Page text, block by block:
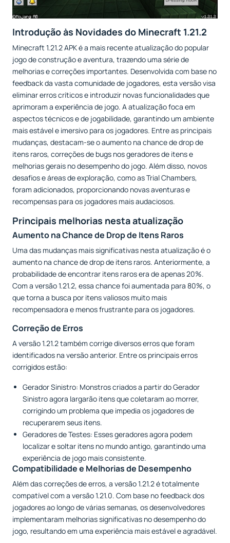
Introdução às Novidades do Minecraft 1.21.2
Minecraft 1.21.2 APK é a mais recente atualização do popular
jogo de construção e aventura, trazendo uma série de
melhorias e correções importantes. Desenvolvida com base no
feedback da vasta comunidade de jogadores, esta versão visa
eliminar erros críticos e introduzir novas funcionalidades que
aprimoram a experiência de jogo. A atualização foca em
aspectos técnicos e de jogabilidade, garantindo um ambiente
mais estável e imersivo para os jogadores. Entre as principais
mudanças, destacam-se o aumento na chance de drop de
itens raros, correções de bugs nos geradores de itens e
melhorias gerais no desempenho do jogo. Além disso, novos
desafios e áreas de exploração, como as Trial Chambers,
foram adicionados, proporcionando novas aventuras e
recompensas para os jogadores mais audaciosos.
Principais melhorias nesta atualização
Aumento na Chance de Drop de Itens Raros
Uma das mudanças mais significativas nesta atualização é o
aumento na chance de drop de itens raros. Anteriormente, a
probabilidade de encontrar itens raros era de apenas 20%.
Com a versão 1.21.2, essa chance foi aumentada para 80%, o
que torna a busca por itens valiosos muito mais
recompensadora e menos frustrante para os jogadores.
Correção de Erros
A versão 1.21.2 também corrige diversos erros que foram
identificados na versão anterior. Entre os principais erros
corrigidos estão:
Gerador Sinistro: Monstros criados a partir do Gerador
Sinistro agora largarão itens que coletaram ao morrer,
corrigindo um problema que impedia os jogadores de
recuperarem seus itens.
Geradores de Testes: Esses geradores agora podem
localizar e soltar itens no mundo antigo, garantindo uma
experiência de jogo mais consistente.
Compatibilidade e Melhorias de Desempenho
Além das correções de erros, a versão 1.21.2 é totalmente
compatível com a versão 1.21.0. Com base no feedback dos
jogadores ao longo de várias semanas, os desenvolvedores
implementaram melhorias significativas no desempenho do
jogo, resultando em uma experiência mais estável e agradável.